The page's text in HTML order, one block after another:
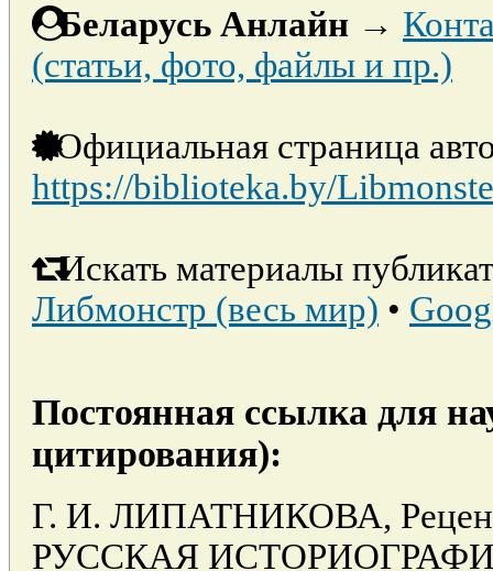
Беларусь Анлайн →
(статьи, фото, файлы и пр.)
Официальная страница
https://biblioteka.by/
Искать материалы
Либмонстр (весь мир) •
Постоянная ссылка для
цитирования):
Г. И. ЛИПАТНИКОВА,
РУССКАЯ